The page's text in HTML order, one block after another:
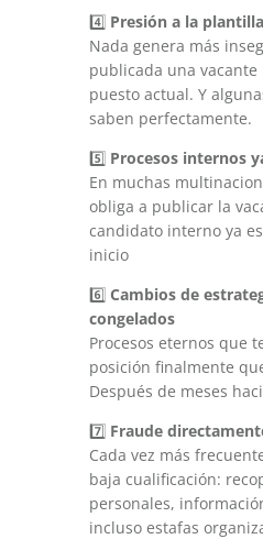
4️⃣ Presión a la plantilla
Nada genera más
publicada una
puesto actual. Y
saben perfectamente.
5️⃣ Procesos internos
En muchas
obliga a publicar la
candidato interno ya
inicio
6️⃣ Cambios de
congelados
Procesos eternos que
posición finalmente
Después de meses
7️⃣ Fraude
Cada vez más
baja cualificación:
personales,
incluso estafas